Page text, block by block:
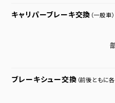
キャリパーブレーキ交換 （一般車）
ブレーキシュー交換 （前後ともに各